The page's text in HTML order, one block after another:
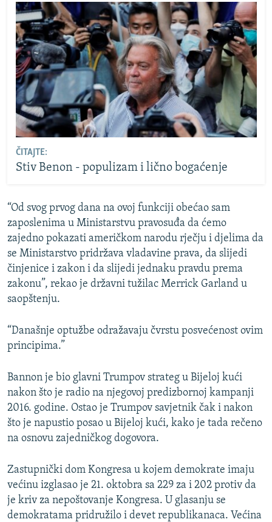
ČITAJTE:
Stiv Benon - populizam i lično bogaćenje
“Od svog prvog dana na ovoj funkciji obećao sam
zaposlenima u Ministarstvu pravosuđa da ćemo
zajedno pokazati američkom narodu rječju i djelima da
se Ministarstvo pridržava vladavine prava, da slijedi
činjenice i zakon i da slijedi jednaku pravdu prema
zakonu”, rekao je državni tužilac Merrick Garland u
saopštenju.
“Današnje optužbe odražavaju čvrstu posvećenost ovim
principima.”
Bannon je bio glavni Trumpov strateg u Bijeloj kući
nakon što je radio na njegovoj predizbornoj kampanji
2016. godine. Ostao je Trumpov savjetnik čak i nakon
što je napustio posao u Bijeloj kući, kako je tada rečeno
na osnovu zajedničkog dogovora.
Zastupnički dom Kongresa u kojem demokrate imaju
većinu izglasao je 21. oktobra sa 229 za i 202 protiv da
je kriv za nepoštovanje Kongresa. U glasanju se
demokratama pridružilo i devet republikanaca. Većina